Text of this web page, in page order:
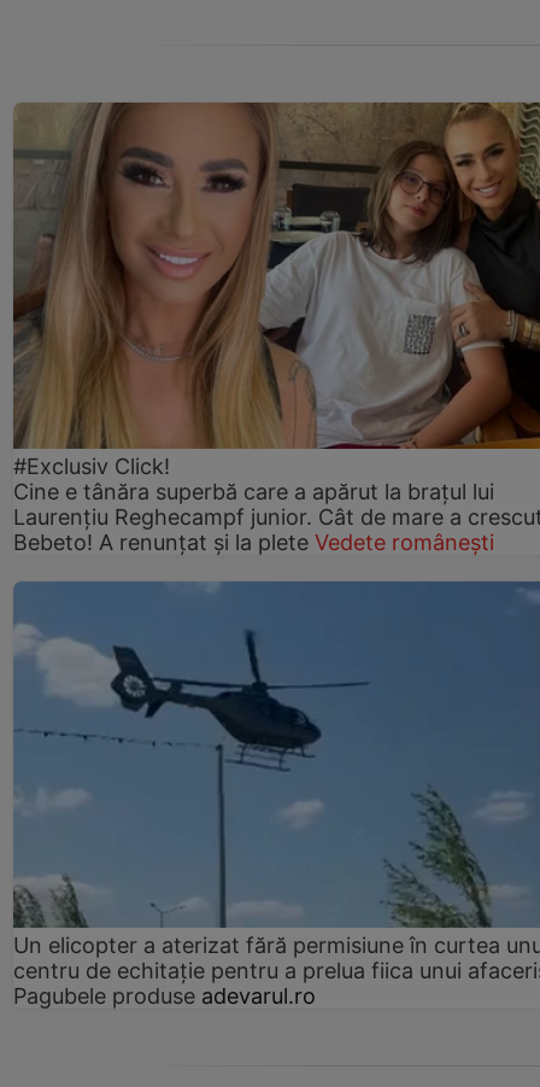
#Exclusiv Click!
Cine e tânăra superbă care a apărut la brațul lui
Laurențiu Reghecampf junior. Cât de mare a
Bebeto! A renunțat și la plete Vedete românești
Un elicopter a aterizat fără permisiune în curtea
centru de echitație pentru a prelua fiica unui
Pagubele produse adevarul.ro